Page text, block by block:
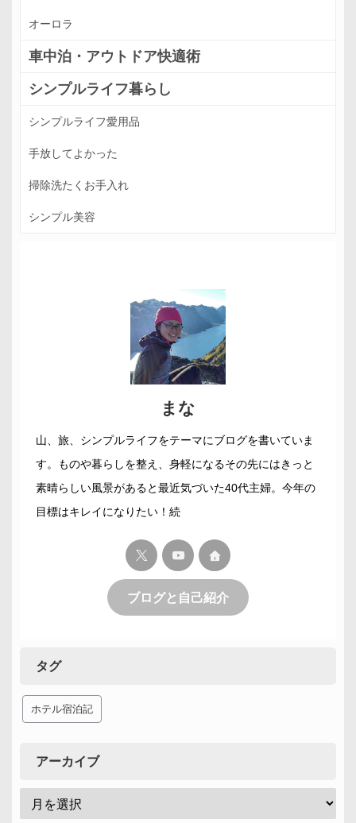
オーロラ
車中泊・アウトドア快適術
シンプルライフ暮らし
シンプルライフ愛用品
手放してよかった
掃除洗たくお手入れ
シンプル美容
まな
山、旅、シンプルライフをテーマにブログを書いていま
す。ものや暮らしを整え、身軽になるその先にはきっと
素晴らしい風景があると最近気づいた40代主婦。今年の
目標はキレイになりたい！続
ブログと自己紹介
タグ
ホテル宿泊記
アーカイブ